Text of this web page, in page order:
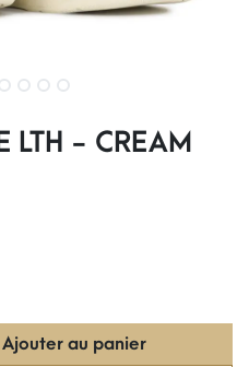
LTH - CREAM
Ajouter au panier